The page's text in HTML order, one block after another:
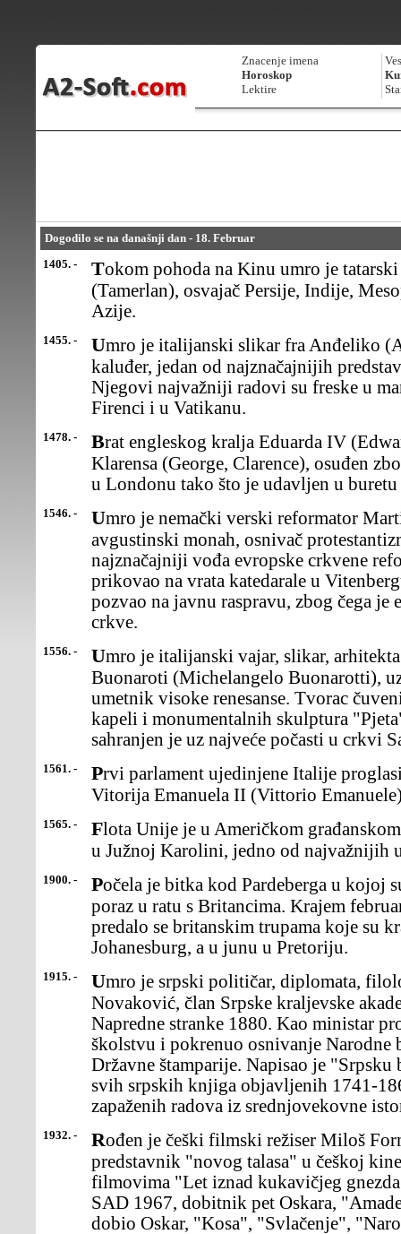
Znacenje imena
Horoskop
Lektire
Dogodilo se na današnji dan - 18. Februar
1405. -
Tokom pohoda na Kinu umro je tatarski emir Timur Lenk
(Tamerlan), osvajač Persije, Indije,
Azije.
1455. - Umro je italijanski slikar fra Anđeliko (Angelico), dominikanski
kaluđer, jedan od najznačajnijih
Njegovi najvažniji radovi su freske u
Firenci i u Vatikanu.
1478. - Brat engleskog kralja Eduarda IV (Edward), Džordž, vojvoda od
Klarensa (George, Clarence), osuđen
u Londonu tako što je udavljen u
1546. - Umro je nemački verski reformator Martin Luter (Luther),
avgustinski monah, osnivač
najznačajniji vođa evropske crkvene
prikovao na vrata katedarale u
pozvao na javnu raspravu, zbog čega
crkve.
1556. - Umro je italijanski vajar, slikar, arhitekta i pesnik Mikelanđelo
Buonaroti (Michelangelo Buonarotti),
umetnik visoke renesanse. Tvorac
kapeli i monumentalnih skulptura
sahranjen je uz najveće počasti u crkvi
1561. - Prvi parlament ujedinjene Italije proglasio je sardinskog kralja
Vitorija Emanuela II (Vittorio
1565. - Flota Unije je u Američkom građanskom ratu zauzela grad Čarlston
u Južnoj Karolini, jedno od najvažnijih
1900. - Počela je bitka kod Pardeberga u kojoj su Buri pretrpeli prvi veliki
poraz u ratu s Britancima. Krajem
predalo se britanskim trupama koje su
Johanesburg, a u junu u Pretoriju.
1915. - Umro je srpski političar, diplomata, filolog i istoričar Stojan
Novaković, član Srpske kraljevske
Napredne stranke 1880. Kao ministar
školstvu i pokrenuo osnivanje Narodne
Državne štamparije. Napisao je
svih srpskih knjiga objavljenih 1741-
zapaženih radova iz srednjovekovne
1932. - Rođen je češki filmski režiser Miloš Forman, naznačajniji
predstavnik "novog talasa" u češkoj
filmovima "Let iznad kukavičjeg
SAD 1967, dobitnik pet Oskara,
dobio Oskar, "Kosa", "Svlačenje",